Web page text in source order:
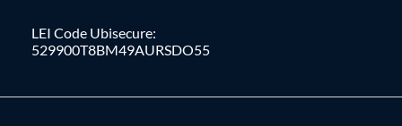
LEI Code Ubisecure:
529900T8BM49AURSDO55